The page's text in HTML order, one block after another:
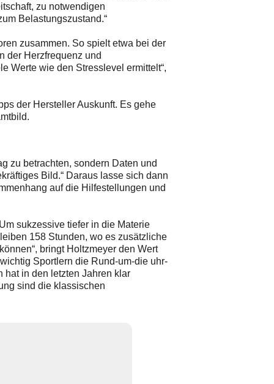
zu notwendigen
Belastungszustand.“
zusammen. So spielt etwa bei der
der Herzfrequenz und
Werte wie den Stresslevel ermittelt“,
der Hersteller Auskunft. Es gehe
zu betrachten, sondern Daten und
Bild.“ Daraus lasse sich dann
auf die Hilfestellungen und
sukzessive tiefer in die Materie
158 Stunden, wo es zusätzliche
bringt Holtzmeyer den Wert
Sportlern die Rund-um-die uhr-
hat in den letzten Jahren klar
sind die klassischen